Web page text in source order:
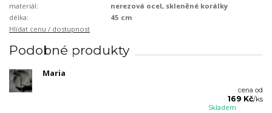
materiál:
nerezová ocel, skleněné korálky
délka:
45 cm
Hlídat cenu / dostupnost
Podobné produkty
Maria
cena od
169 Kč/ks
Skladem